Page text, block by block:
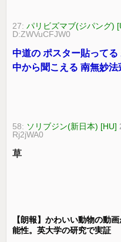
27:パリビズマブ(ジパング)
D:ZWVuCFJW0
中道の ポスター貼ってる
中から聞こえる 南無妙法
58: ソリブジン(新日本) [HU]
Rj2jWA0
草
【朗報】かわいい動物の動
能性。英大学の研究で実証